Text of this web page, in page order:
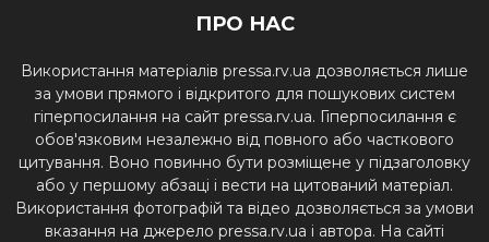
ПРО НАС
Використання матеріалів pressa.rv.ua дозволяється лише
за умови прямого і відкритого для пошукових систем
гіперпосилання на сайт pressa.rv.ua. Гіперпосилання є
обов'язковим незалежно від повного або часткового
цитування. Воно повинно бути розміщене у підзаголовку
або у першому абзаці і вести на цитований матеріал.
Використання фотографій та відео дозволяється за умови
вказання на джерело pressa.rv.ua і автора. На сайті